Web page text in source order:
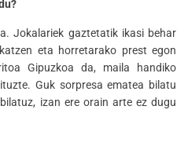
Jokalariek gaztetatik ikasi behar
eta horretarako prest egon
Gipuzkoa da, maila handiko
Guk sorpresa ematea bilatu
izan ere orain arte ez dugu